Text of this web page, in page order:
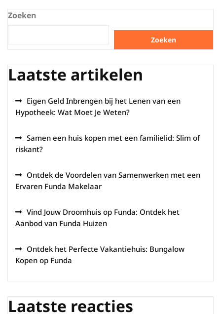
Zoeken
Zoeken
Laatste artikelen
Eigen Geld Inbrengen bij het Lenen van een
Hypotheek: Wat Moet Je Weten?
Samen een huis kopen met een familielid: Slim of
riskant?
Ontdek de Voordelen van Samenwerken met een
Ervaren Funda Makelaar
Vind Jouw Droomhuis op Funda: Ontdek het
Aanbod van Funda Huizen
Ontdek het Perfecte Vakantiehuis: Bungalow
Kopen op Funda
Laatste reacties